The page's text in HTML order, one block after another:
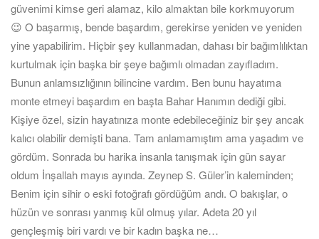
güvenimi kimse geri alamaz, kilo almaktan bile korkmuyorum
😉 O başarmış, bende başardım, gerekirse yeniden ve yeniden
yine yapabilirim. Hiçbir şey kullanmadan, dahası bir bağımlılıktan
kurtulmak için başka bir şeye bağımlı olmadan zayıfladım.
Bunun anlamsızlığının bilincine vardım. Ben bunu hayatıma
monte etmeyi başardım en başta Bahar Hanımın dediği gibi.
Kişiye özel, sizin hayatınıza monte edebileceğiniz bir şey ancak
kalıcı olabilir demişti bana. Tam anlamamıştım ama yaşadım ve
gördüm. Sonrada bu harika insanla tanışmak için gün sayar
oldum İnşallah mayıs ayında. Zeynep S. Güler’in kaleminden;
Benim için sihir o eski fotoğrafı gördüğüm andı. O bakışlar, o
hüzün ve sonrası yanmış kül olmuş yılar. Adeta 20 yıl
gençleşmiş biri vardı ve bir kadın başka ne…